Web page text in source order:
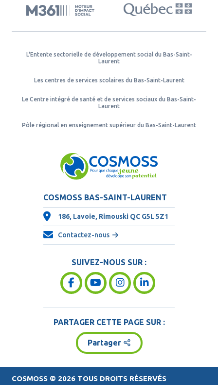
L'Entente sectorielle de développement social du Bas-Saint-
Laurent
Les centres de services scolaires du Bas-Saint-Laurent
Le Centre intégré de santé et de services sociaux du Bas-Saint-
Laurent
Pôle régional en enseignement supérieur du Bas-Saint-Laurent
COSMOSS BAS-SAINT-LAURENT
186, Lavoie, Rimouski QC G5L 5Z1
Contactez-nous
SUIVEZ-NOUS SUR :
PARTAGER CETTE PAGE SUR :
Partager
COSMOSS© 2026 TOUS DROITS RÉSERVÉS